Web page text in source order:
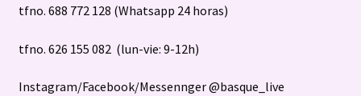
tfno. 688 772 128 (Whatsapp 24 horas)
tfno. 626 155 082 (lun-vie: 9-12h)
Instagram/Facebook/Messennger @basque_live